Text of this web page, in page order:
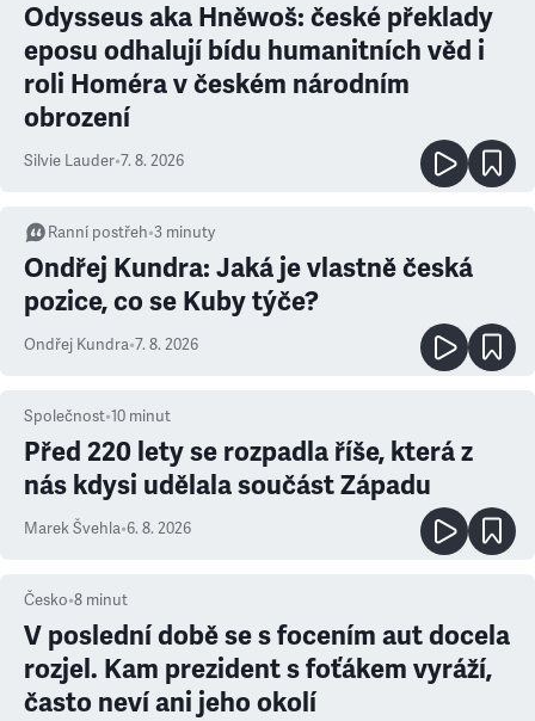
Odysseus aka Hněwoš: české překlady
eposu odhalují bídu humanitních věd i
roli Homéra v českém národním
obrození
Silvie Lauder•7. 8. 2026
Ranní postřeh•3 minuty
Ondřej Kundra: Jaká je vlastně česká
pozice, co se Kuby týče?
Ondřej Kundra•7. 8. 2026
Společnost•10 minut
Před 220 lety se rozpadla říše, která z
nás kdysi udělala součást Západu
Marek Švehla•6. 8. 2026
Česko•8 minut
V poslední době se s focením aut docela
rozjel. Kam prezident s foťákem vyráží,
často neví ani jeho okolí